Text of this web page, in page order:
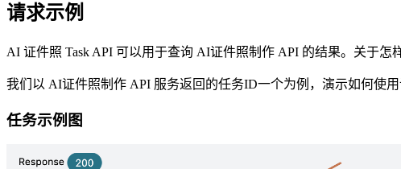
请求示例
AI 证件照 Task API 可以用于查询 AI证件照制作 API 的结果。关于
我们以 AI证件照制作 API 服务返回的任务ID一个为例，演示如何使
任务示例图